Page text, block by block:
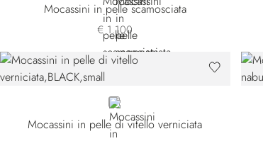
Mocassini in pelle scamosciata
€ 1.100
BLACK
Mocassini in pelle di vitello verniciata